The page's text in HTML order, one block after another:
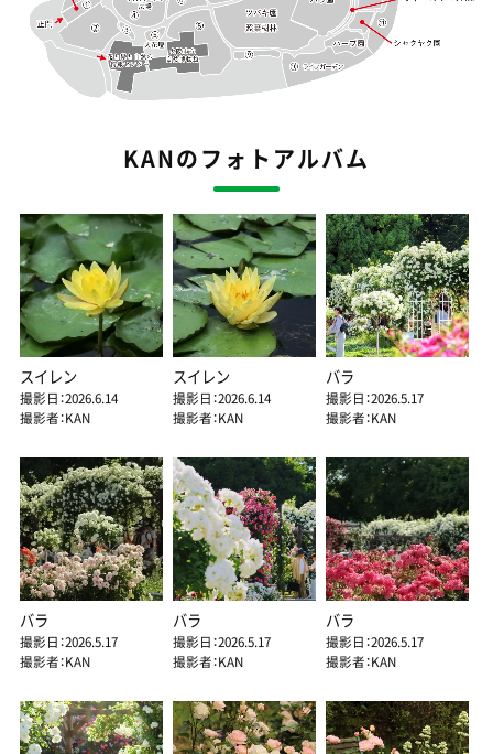
KANのフォトアルバム
スイレン
撮影日：2026.6.14
撮影者：KAN
スイレン
撮影日：2026.6.14
撮影者：KAN
バラ
撮影日：2026.5.17
撮影者：KAN
バラ
撮影日：2026.5.17
撮影者：KAN
バラ
撮影日：2026.5.17
撮影者：KAN
バラ
撮影日：2026.5.17
撮影者：KAN